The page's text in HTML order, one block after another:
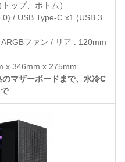
ップ、ボトム）
/ USB Type-C x1 (USB 3.
ファン / リア : 120mm
x 346mm x 275mm
マザーボードまで、水冷C